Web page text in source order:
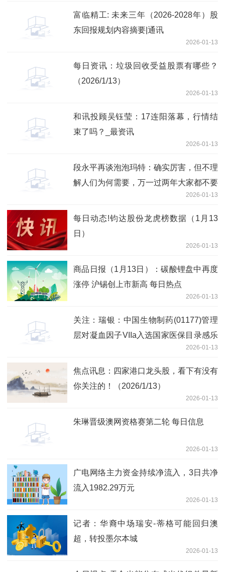
富临精工: 未来三年（2026-2028年）股
东回报规划内容摘要|通讯
2026-01-13
每日资讯：垃圾回收受益股票有哪些？
（2026/1/13）
2026-01-13
和讯投顾吴钰莹：17连阳落幕，行情结
束了吗？_最资讯
2026-01-13
段永平再谈泡泡玛特：确实厉害，但不理
解人们为何需要，万一过两年大家都不要
2026-01-13
每日动态!钧达股份龙虎榜数据（1月13
日）
2026-01-13
商品日报（1月13日）：碳酸锂盘中再度
涨停 沪锡创上市新高 每日热点
2026-01-13
关注：瑞银：中国生物制药(01177)管理
层对凝血因子VIIa入选国家医保目录感乐
2026-01-13
焦点讯息：四家港口龙头股，看下有没有
你关注的！（2026/1/13）
2026-01-13
朱琳晋级澳网资格赛第二轮 每日信息
2026-01-13
广电网络主力资金持续净流入，3日共净
流入1982.29万元
2026-01-13
记者：华裔中场瑞安-蒂格可能回归澳
超，转投墨尔本城
2026-01-13